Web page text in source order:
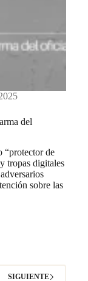
del
“protector de
tropas digitales
sobre las
SIGUIENTE